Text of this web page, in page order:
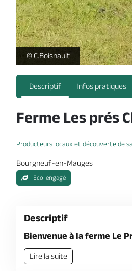
ferme-paysan-brasseur-le-
© C.Boisnault
Descriptif Infos pratiques
Ferme Les prés
Producteurs locaux et découverte de
Bourgneuf-en-Mauges
Eco-engagé
Descriptif
Bienvenue à la ferme Le
Lire la suite